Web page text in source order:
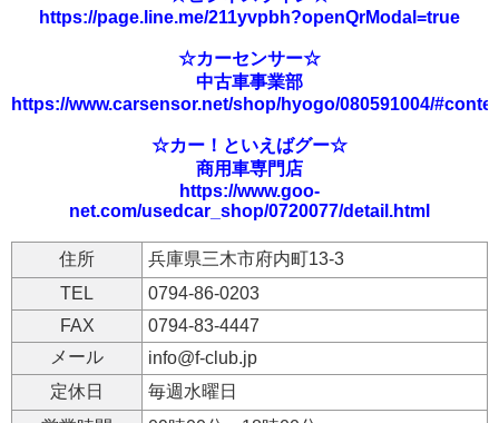
https://page.line.me/211yvpbh?openQrModal=true
☆カーセンサー☆
中古車事業部
https://www.carsensor.net/shop/hyogo/080591004/
☆カー！といえばグー☆
商用車専門店
https://www.goo-
net.com/usedcar_shop/0720077/detail.html
住所
兵庫県三木市府内町13-3
TEL
0794-86-0203
FAX
0794-83-4447
メール
info@f-club.jp
定休日
毎週水曜日